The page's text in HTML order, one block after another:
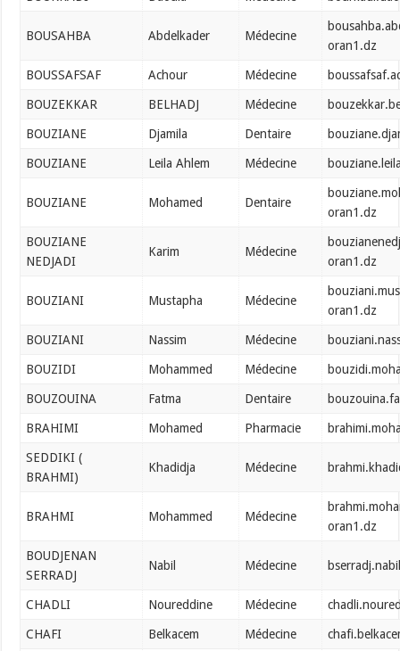
BOUSAHBA Abdelkader Médecine
oran1.dz
BOUSSAFSAF Achour Médecine
BOUZEKKAR BELHADJ Médecine
BOUZIANE Djamila Dentaire
BOUZIANE Leila Ahlem Médecine
BOUZIANE Mohamed Dentaire
oran1.dz
BOUZIANE
NEDJADI
Karim Médecine
oran1.dz
BOUZIANI Mustapha Médecine
oran1.dz
BOUZIANI Nassim Médecine
BOUZIDI Mohammed Médecine
BOUZOUINA Fatma Dentaire
BRAHIMI Mohamed Pharmacie
SEDDIKI (
BRAHMI)
Khadidja Médecine
BRAHMI Mohammed Médecine
oran1.dz
BOUDJENAN
SERRADJ
Nabil Médecine
CHADLI Noureddine Médecine
CHAFI Belkacem Médecine